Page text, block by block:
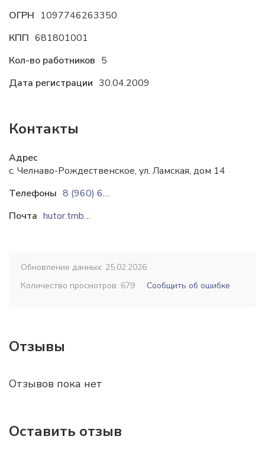
ОГРН 1097746263350
КПП 681801001
Кол-во работников 5
Дата регистрации 30.04.2009
Контакты
Адрес
с. Челнаво-Рождественское, ул. Ламская, дом 14
Телефоны
8 (960) 657-59-28
Почта
hutor.tmb@yandex.ru
Обновление данных: 25.02.2026
Количество просмотров: 679
Сообщить об ошибке
Отзывы
Отзывов пока нет
Оставить отзыв